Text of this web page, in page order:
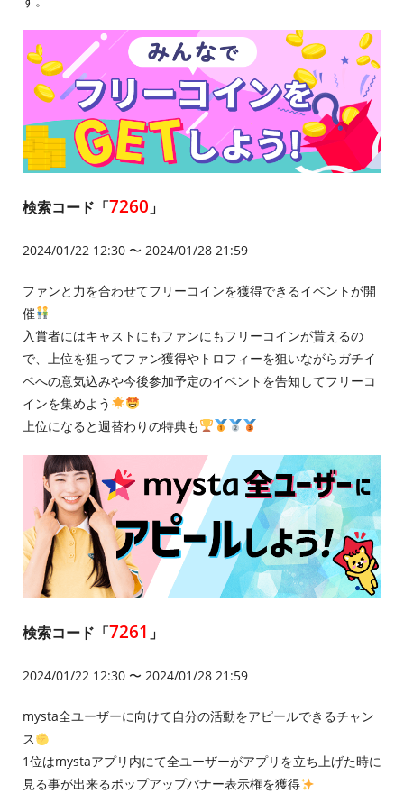
検索コード「7260 」
2024/01/22 12:30 〜 2024/01/28 21:59
ファンと力を合わせてフリーコインを獲得できるイベントが開
催
入賞者にはキャストにもファンにもフリーコインが貰えるの
で、上位を狙ってファン獲得やトロフィーを狙いながらガチイ
ベへの意気込みや今後参加予定のイベントを告知してフリーコ
インを集めよう
上位になると週替わりの特典も
検索コード「7261 」
2024/01/22 12:30 〜 2024/01/28 21:59
mysta全ユーザーに向けて自分の活動をアピールできるチャン
ス
1位はmystaアプリ内にて全ユーザーがアプリを立ち上げた時に
見る事が出来るポップアップバナー表示権を獲得